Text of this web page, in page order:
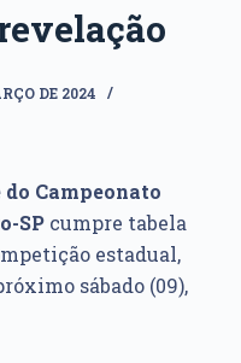
DE 2024
Campeonato
SPcumpre tabela
estadual,
sábado (09),